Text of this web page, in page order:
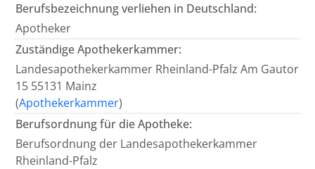
Berufsbezeichnung verliehen in Deutschland:
Apotheker
Zuständige Apothekerkammer:
Landesapothekerkammer Rheinland-Pfalz Am Gautor
15 55131 Mainz
(Apothekerkammer)
Berufsordnung für die Apotheke:
Berufsordnung der Landesapothekerkammer
Rheinland-Pfalz